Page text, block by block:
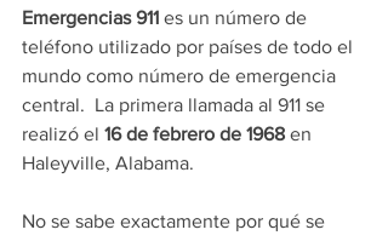
Emergencias 911 es un número de
teléfono utilizado por países de todo el
mundo como número de emergencia
central.  La primera llamada al 911 se
realizó el 16 de febrero de 1968 en
Haleyville, Alabama.
No se sabe exactamente por qué se